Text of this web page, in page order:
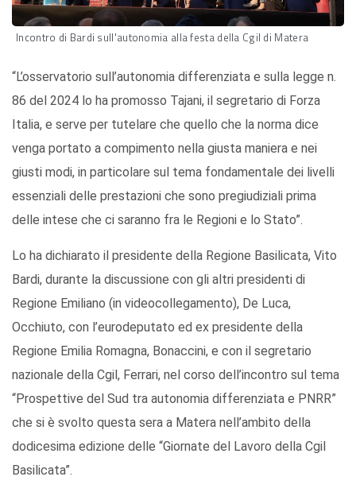
Incontro di Bardi sull'autonomia alla festa della Cgil di Matera
“L’osservatorio sull’autonomia differenziata e sulla legge n.
86 del 2024 lo ha promosso Tajani, il segretario di Forza
Italia, e serve per tutelare che quello che la norma dice
venga portato a compimento nella giusta maniera e nei
giusti modi, in particolare sul tema fondamentale dei livelli
essenziali delle prestazioni che sono pregiudiziali prima
delle intese che ci saranno fra le Regioni e lo Stato”.
Lo ha dichiarato il presidente della Regione Basilicata, Vito
Bardi, durante la discussione con gli altri presidenti di
Regione Emiliano (in videocollegamento), De Luca,
Occhiuto, con l’eurodeputato ed ex presidente della
Regione Emilia Romagna, Bonaccini, e con il segretario
nazionale della Cgil, Ferrari, nel corso dell’incontro sul tema
“Prospettive del Sud tra autonomia differenziata e PNRR”
che si è svolto questa sera a Matera nell’ambito della
dodicesima edizione delle “Giornate del Lavoro della Cgil
Basilicata”.